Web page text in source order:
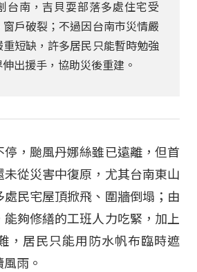
台南，吉貝耍部落多處住宅受
戶破裂；不過因台南市災情嚴
短缺，許多居民只能暫時勉強
出援手，協助災後重建。
停，颱風丹娜絲雖已遠離，但首
未從災害中復原，尤其台南東山
處民宅屋頂掀飛、圍牆倒塌；由
夠修繕的工班人力吃緊，加上
，居民只能用防水帆布臨時遮
雨。